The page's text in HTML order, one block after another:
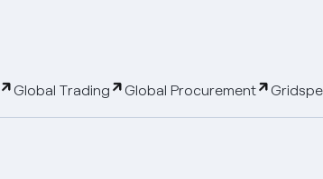
Global Trading Global Procurement